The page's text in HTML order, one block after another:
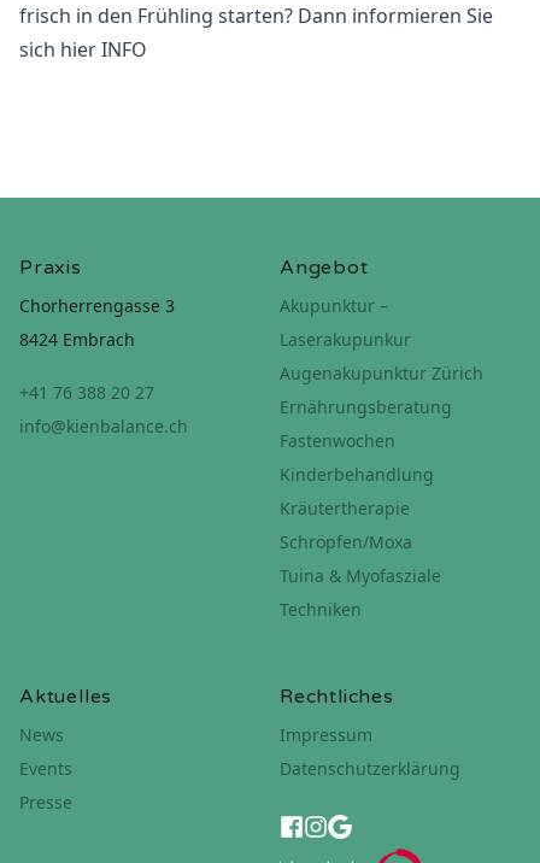
frisch in den Frühling starten? Dann informieren Sie
sich hier INFO
Rechtliches
Impressum
Datenschutzerklärung
Praxis
Chorherrengasse 3
8424 Embrach
+41 76 388 20 27
info@kienbalance.ch
Angebot
Akupunktur –
Laserakupunkur
Augenakupunktur Zürich
Ernährungsberatung
Fastenwochen
Kinderbehandlung
Kräutertherapie
Schröpfen/Moxa
Tuina & Myofasziale
Techniken
Aktuelles
News
Events
Presse